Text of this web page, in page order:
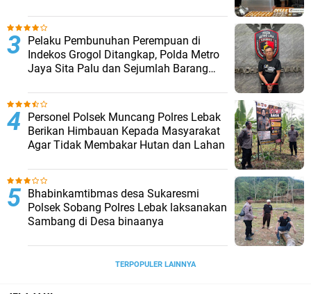
Pelaku Pembunuhan Perempuan di
Indekos Grogol Ditangkap, Polda Metro
Jaya Sita Palu dan Sejumlah Barang
Personel Polsek Muncang Polres Lebak
Berikan Himbauan Kepada Masyarakat
Agar Tidak Membakar Hutan dan Lahan
Bhabinkamtibmas desa Sukaresmi
Polsek Sobang Polres Lebak laksanakan
Sambang di Desa binaanya
TERPOPULER LAINNYA